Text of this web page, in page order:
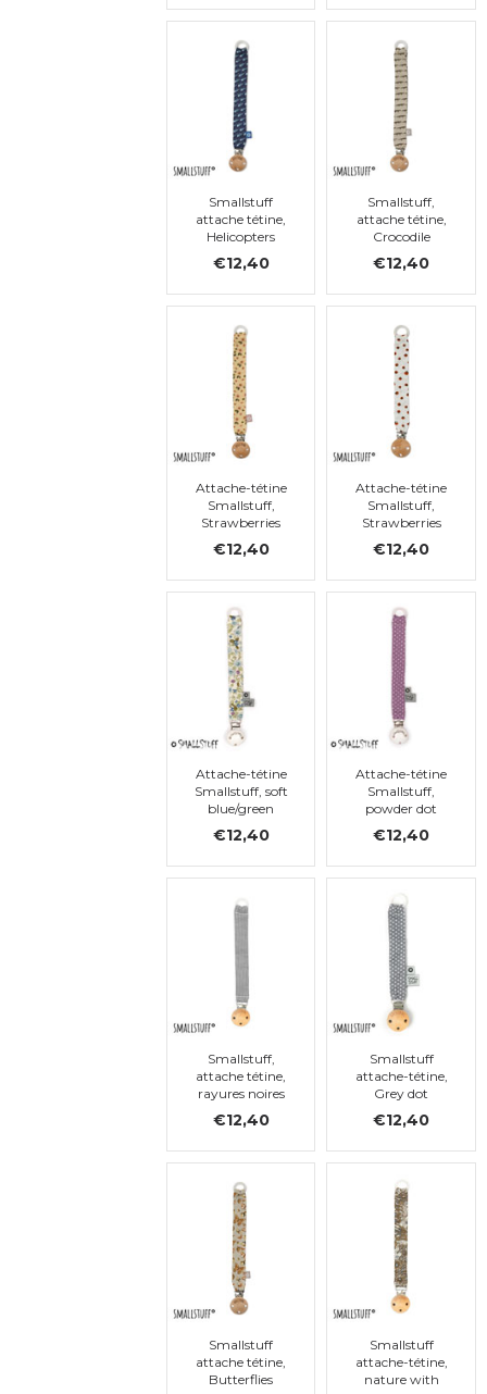
Smallstuff
attache tétine,
Helicopters
€12,40
Smallstuff,
attache tétine,
Crocodile
€12,40
Attache-tétine
Smallstuff,
Strawberries
€12,40
Attache-tétine
Smallstuff,
Strawberries
€12,40
Attache-tétine
Smallstuff, soft
blue/green
€12,40
Attache-tétine
Smallstuff,
powder dot
€12,40
Smallstuff,
attache tétine,
rayures noires
€12,40
Smallstuff
attache-tétine,
Grey dot
€12,40
Smallstuff
attache tétine,
Butterflies
Smallstuff
attache-tétine,
nature with